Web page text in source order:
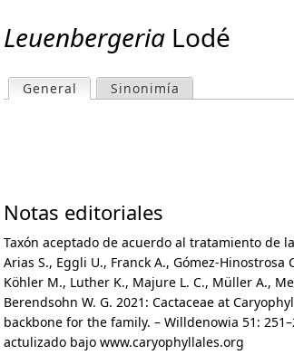
Leuenbergeria Lodé
P
m
a
r
y
General (active tab)
Sinonimía
Notas editoriales
Taxón aceptado de acuerdo al tratamiento de
Arias S., Eggli U., Franck A., Gómez-Hinostrosa
Köhler M., Luther K., Majure L. C., Müller A.,
Berendsohn W. G. 2021: Cactaceae at
backbone for the family. – Willdenowia 51:
actulizado bajo www.caryophyllales.org